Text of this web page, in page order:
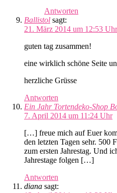
Antworten
Ballistol sagt:
21. März 2014 um 12:53 Uhr
guten tag zusammen!
eine wirklich schöne Seite
herzliche Grüsse
Antworten
Ein Jahr Tortendeko-Shop
7. April 2014 um 11:24 Uhr
[…] freue mich auf Euer
den letzten Tagen sehr. 500
zum ersten Jahrestag. Und
Jahrestage folgen […]
Antworten
diana sagt: